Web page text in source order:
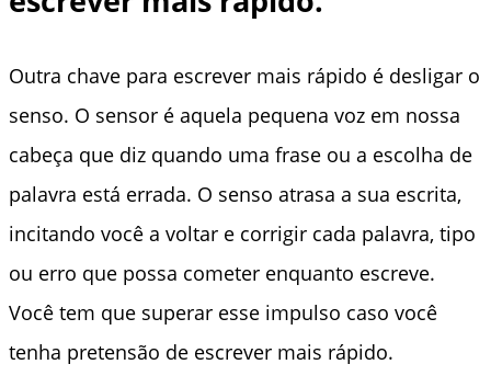
Outra chave para escrever mais rápido é desligar o
senso. O sensor é aquela pequena voz em nossa
cabeça que diz quando uma frase ou a escolha de
palavra está errada. O senso atrasa a sua escrita,
incitando você a voltar e corrigir cada palavra, tipo
ou erro que possa cometer enquanto escreve.
Você tem que superar esse impulso caso você
tenha pretensão de escrever mais rápido.